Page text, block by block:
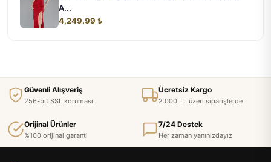
A...
4,249.99 ₺
Güvenli Alışveriş
256-bit SSL koruması
Ücretsiz Kargo
2.000 TL üzeri siparişlerde
Orijinal Ürünler
%100 orijinal garanti
7/24 Destek
Her zaman yanınızdayız